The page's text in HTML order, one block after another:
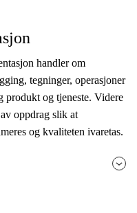
handler om
tegninger, operasjoner
produkt og tjeneste. Videre
oppdrag slik at
og kvaliteten ivaretas.